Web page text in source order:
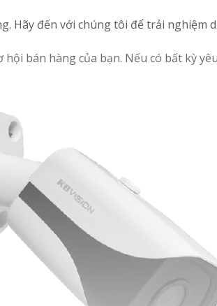
Hãy đến với chúng tôi để trải nghiệm
bán hàng của bạn. Nếu có bất kỳ